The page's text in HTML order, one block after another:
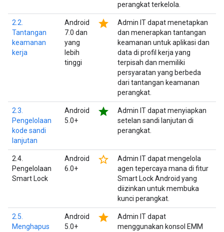
perangkat terkelola.
2.2.
Tantangan
keamanan
kerja
Android
7.0 dan
yang
lebih
tinggi
star
Admin IT dapat menetapkan
dan menerapkan tantangan
keamanan untuk aplikasi dan
data di profil kerja yang
terpisah dan memiliki
persyaratan yang berbeda
dari tantangan keamanan
perangkat.
2.3.
Pengelolaan
kode sandi
lanjutan
Android
5.0+
star
Admin IT dapat menyiapkan
setelan sandi lanjutan di
perangkat.
2.4.
Pengelolaan
Smart Lock
Android
6.0+
star_border
Admin IT dapat mengelola
agen tepercaya mana di fitur
Smart Lock Android yang
diizinkan untuk membuka
kunci perangkat.
2.5.
Menghapus
Android
5.0+
star
Admin IT dapat
menggunakan konsol EMM